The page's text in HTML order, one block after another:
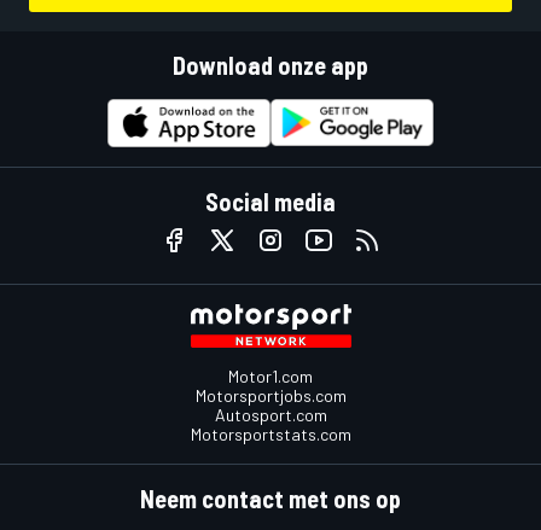
Download onze app
Social media
Motor1.com
Motorsportjobs.com
Autosport.com
Motorsportstats.com
Neem contact met ons op